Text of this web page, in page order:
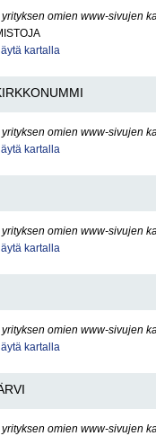
omien www-sivujen
kartalla
omien www-sivujen
kartalla
omien www-sivujen
kartalla
omien www-sivujen
kartalla
omien www-sivujen